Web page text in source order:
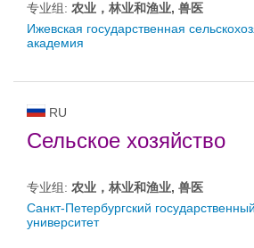
专业组: 农业，林业和渔业, 兽医
Ижевская государственная
академия
RU
Сельское хозяйство
专业组: 农业，林业和渔业, 兽医
Санкт-Петербургский
университет